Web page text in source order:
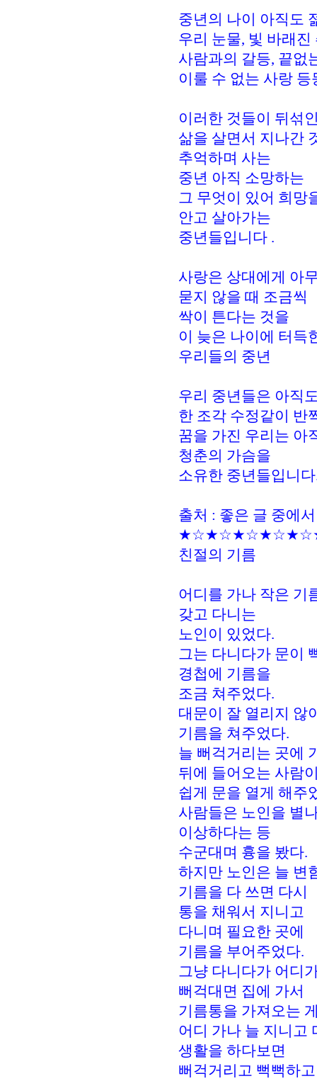
중년의 나이 아직도
우리 눈물, 빛 바래진
사람과의 갈등, 끝없
이룰 수 없는 사랑 등
이러한 것들이 뒤섞
삶을 살면서 지나간
추억하며 사는
중년 아직 소망하는
그 무엇이 있어 희망
안고 살아가는
중년들입니다 .
사랑은 상대에게 아
묻지 않을 때 조금씩
싹이 튼다는 것을
이 늦은 나이에 터득
우리들의 중년
우리 중년들은 아직
한 조각 수정같이 반
꿈을 가진 우리는 아
청춘의 가슴을
소유한 중년들입니
출처 : 좋은 글 중에서
친절의 기름
어디를 가나 작은 기
갖고 다니는
노인이 있었다.
그는 다니다가 문이
경첩에 기름을
조금 쳐주었다.
대문이 잘 열리지 않
기름을 쳐주었다.
늘 뻐걱거리는 곳에
뒤에 들어오는 사람
쉽게 문을 열게 해주
사람들은 노인을 별
이상하다는 등
수군대며 흉을 봤다.
하지만 노인은 늘 변
기름을 다 쓰면 다시
통을 채워서 지니고
다니며 필요한 곳에
기름을 부어주었다.
그냥 다니다가 어디
뻐걱대면 집에 가서
기름통을 가져오는
어디 가나 늘 지니고
생활을 하다보면
뻐걱거리고 뻑뻑하고